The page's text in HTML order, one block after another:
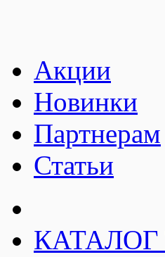
Акции
Новинки
Партнерам
Статьи